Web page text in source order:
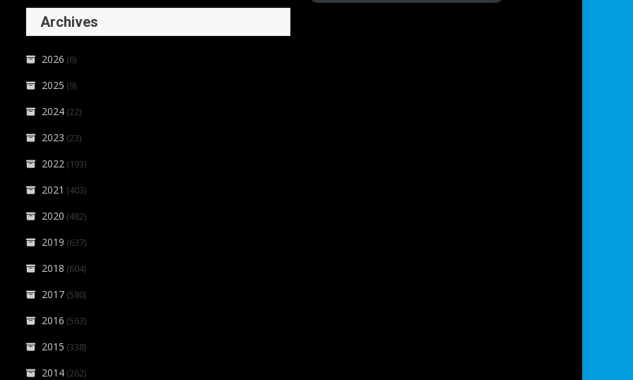
Archives
2026 (6)
2025 (9)
2024 (22)
2023 (23)
2022 (193)
2021 (403)
2020 (482)
2019 (637)
2018 (604)
2017 (580)
2016 (563)
2015 (338)
2014 (262)